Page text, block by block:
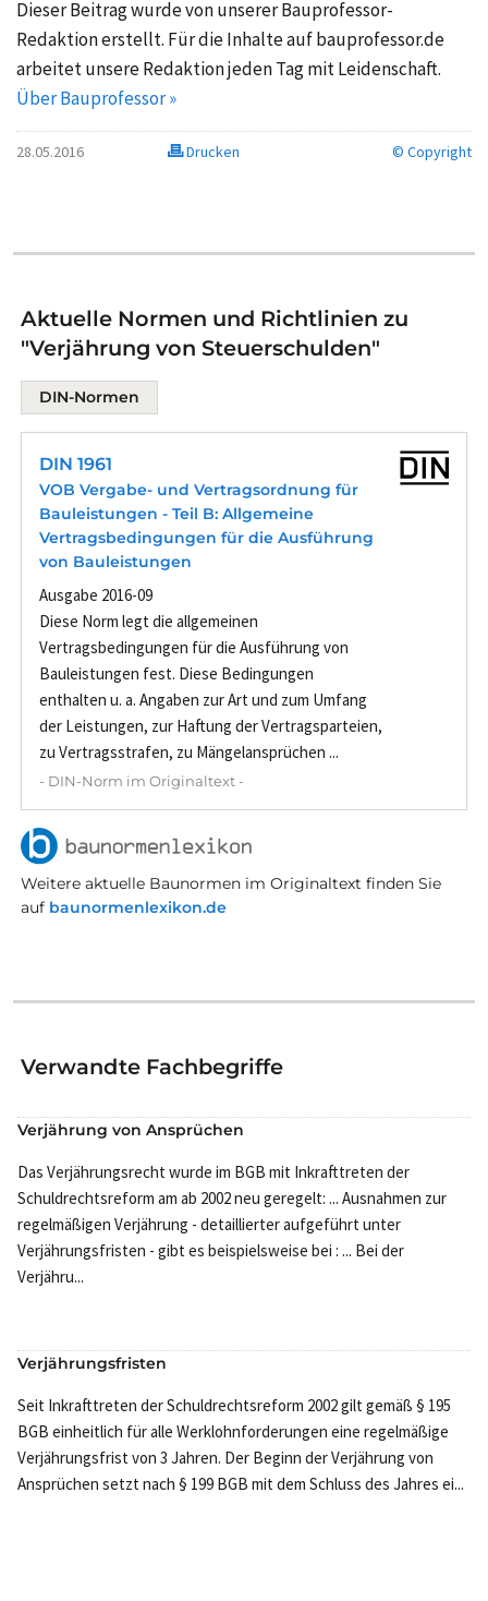
Dieser Beitrag wurde von unserer Bauprofessor-
Redaktion erstellt. Für die Inhalte auf bauprofessor.de
arbeitet unsere Redaktion jeden Tag mit Leidenschaft.
Über Bauprofessor »
28.05.2016 Drucken © Copyright
Aktuelle Normen und Richtlinien zu
"Verjährung von Steuerschulden"
DIN-Normen
DIN 1961
VOB Vergabe- und Vertragsordnung für
Bauleistungen - Teil B: Allgemeine
Vertragsbedingungen für die Ausführung
von Bauleistungen
Ausgabe 2016-09
Diese Norm legt die allgemeinen
Vertragsbedingungen für die Ausführung von
Bauleistungen fest. Diese Bedingungen
enthalten u. a. Angaben zur Art und zum Umfang
der Leistungen, zur Haftung der Vertragsparteien,
zu Vertragsstrafen, zu Mängelansprüchen ...
- DIN-Norm im Originaltext -
Weitere aktuelle Baunormen im Originaltext finden Sie
auf baunormenlexikon.de
Verwandte Fachbegriffe
Verjährung von Ansprüchen
Das Verjährungsrecht wurde im BGB mit Inkrafttreten der
Schuldrechtsreform am ab 2002 neu geregelt: ... Ausnahmen zur
regelmäßigen Verjährung - detaillierter aufgeführt unter
Verjährungsfristen - gibt es beispielsweise bei : ... Bei der
Verjähru...
Verjährungsfristen
Seit Inkrafttreten der Schuldrechtsreform 2002 gilt gemäß § 195
BGB einheitlich für alle Werklohnforderungen eine regelmäßige
Verjährungsfrist von 3 Jahren. Der Beginn der Verjährung von
Ansprüchen setzt nach § 199 BGB mit dem Schluss des Jahres ei...